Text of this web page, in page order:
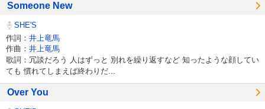
Someone New
SHE'S
作詞： 井上竜馬
作曲： 井上竜馬
歌詞：冗談だろう 人はずっと 別れを繰り返すなど 知ったような顔してい
ても 慣れてしまえば終わりだ...
Over You